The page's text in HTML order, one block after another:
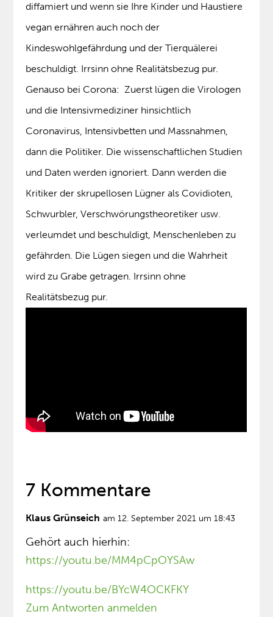
diffamiert und wenn sie Ihre Kinder und Haustiere
vegan ernähren auch noch der
Kindeswohlgefährdung und der Tierquälerei
beschuldigt. Irrsinn ohne Realitätsbezug pur.
Genauso bei Corona: Zuerst lügen die Virologen
und die Intensivmediziner hinsichtlich
Coronavirus, Intensivbetten und Massnahmen,
dann die Politiker. Die wissenschaftlichen Studien
und Daten werden ignoriert. Dann werden die
Kritiker der skrupellosen Lügner als Covidioten,
Schwurbler, Verschwörungstheoretiker usw.
verleumdet und beschuldigt, Menschenleben zu
gefährden. Die Lügen siegen und die Wahrheit
wird zu Grabe getragen. Irrsinn ohne
Realitätsbezug pur.
7 Kommentare
Klaus Grünseich am 12. September 2021 um 18:43
Gehört auch hierhin:
https://youtu.be/MM4pCpOYSAw
https://youtu.be/BYcW4OCKFKY
Zum Antworten anmelden